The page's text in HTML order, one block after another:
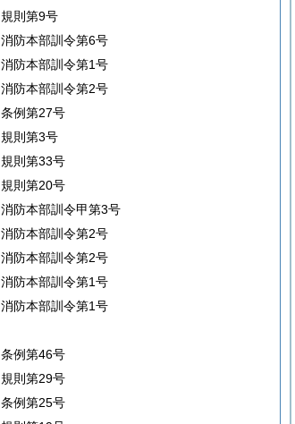
規則第9号
消防本部訓令第6号
消防本部訓令第1号
消防本部訓令第2号
条例第27号
規則第3号
規則第33号
規則第20号
消防本部訓令甲第3号
消防本部訓令第2号
消防本部訓令第2号
消防本部訓令第1号
消防本部訓令第1号
条例第46号
規則第29号
条例第25号